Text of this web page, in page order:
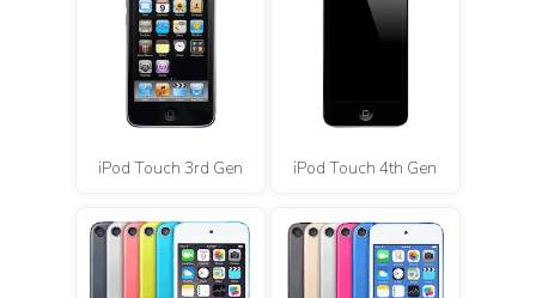
iPod Touch 3rd Gen iPod Touch 4th Gen